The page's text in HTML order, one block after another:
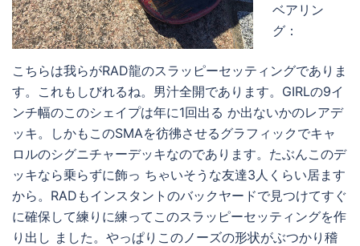
ベアリン
グ：
こちらは我らがRAD龍のスラッピーセッティングでありま
す。これもしびれるね。男汁全開であります。GIRLの9イ
ンチ幅のこのシェイプは年に1回出る か出ないかのレアデ
ッキ。しかもこのSMAを彷彿させるグラフィックでキャ
ロルのシグニチャーデッキなのであります。たぶんこのデ
ッキなら乗らずに飾っ ちゃいそうな友達3人くらい居ます
から。RADもインスタントのバックヤードで見つけてすぐ
に確保して練りに練ってこのスラッピーセッティングを作
り出し ました。やっぱりこのノーズの形状がぶつかり稽